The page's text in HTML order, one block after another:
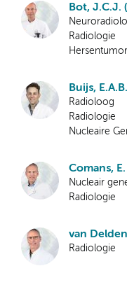
Bot, J.C.J.
Radiologie
Buijs,
Radioloog
Radiologie
Nucleaire
Comans,
Nucleair
Radiologie
van
Radiologie